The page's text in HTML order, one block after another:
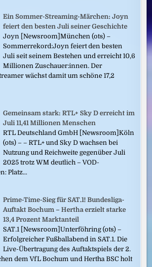
Ein Sommer-Streaming-Märchen: Joyn
feiert den besten Juli seiner Geschichte
Joyn [Newsroom]München (ots) –
Sommerrekord:Joyn feiert den besten
Juli seit seinem Bestehen und erreicht 10,6
Millionen Zuschauer:innen. Der
wächst damit um schöne 17,2
Gemeinsam stark: RTL+ Sky D erreicht im
Juli 11,41 Millionen Menschen
RTL Deutschland GmbH [Newsroom]Köln
(ots) – – RTL+ und Sky D wachsen bei
Nutzung und Reichweite gegenüber Juli
2025 trotz WM deutlich – VOD-
Platz...
Prime-Time-Sieg für SAT.1! Bundesliga-
Auftakt Bochum – Hertha erzielt starke
13,4 Prozent Marktanteil
SAT.1 [Newsroom]Unterföhring (ots) –
Erfolgreicher Fußballabend in SAT.1. Die
Live-Übertragung des Auftaktspiels der 2.
dem VfL Bochum und Hertha BSC holt